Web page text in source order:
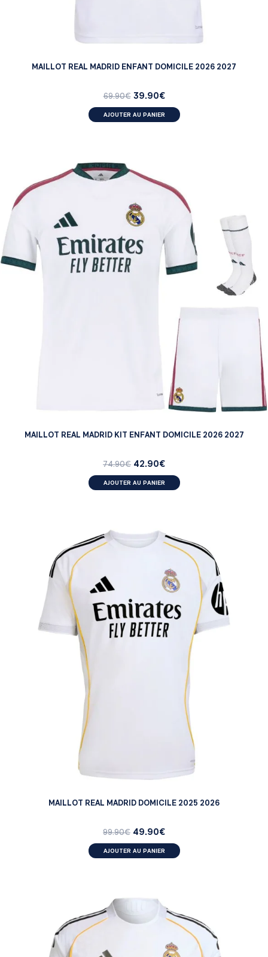
MAILLOT REAL MADRID ENFANT DOMICILE 2026 2027
69.90€ 39.90€
AJOUTER AU PANIER
MAILLOT REAL MADRID KIT ENFANT DOMICILE 2026 2027
74.90€ 42.90€
AJOUTER AU PANIER
MAILLOT REAL MADRID DOMICILE 2025 2026
99.90€ 49.90€
AJOUTER AU PANIER